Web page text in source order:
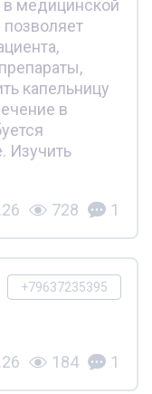
в медицинской
капельницу
в
Изучить
728 1
+79637235395
184 1